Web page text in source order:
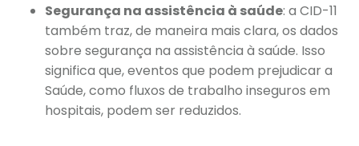
Segurança na assistência à saúde: a CID-11
também traz, de maneira mais clara, os dados
sobre segurança na assistência à saúde. Isso
significa que, eventos que podem prejudicar a
Saúde, como fluxos de trabalho inseguros em
hospitais, podem ser reduzidos.